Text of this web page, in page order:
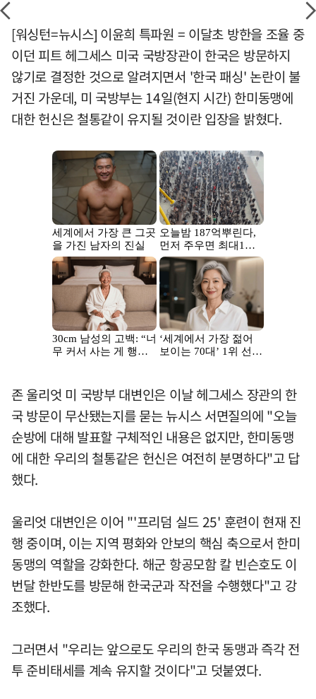
[워싱턴=뉴시스] 이윤희 특파원 = 이달초 방한을 조율 중
이던 피트 헤그세스 미국 국방장관이 한국은 방문하지
않기로 결정한 것으로 알려지면서 '한국 패싱' 논란이 불
거진 가운데, 미 국방부는 14일(현지 시간) 한미동맹에
대한 헌신은 철통같이 유지될 것이란 입장을 밝혔다.
존 울리엇 미 국방부 대변인은 이날 헤그세스 장관의 한
국 방문이 무산됐는지를 묻는 뉴시스 서면질의에 "오늘
순방에 대해 발표할 구체적인 내용은 없지만, 한미동맹
에 대한 우리의 철통같은 헌신은 여전히 분명하다"고 답
했다.
울리엇 대변인은 이어 "'프리덤 실드 25' 훈련이 현재 진
행 중이며, 이는 지역 평화와 안보의 핵심 축으로서 한미
동맹의 역할을 강화한다. 해군 항공모함 칼 빈슨호도 이
번달 한반도를 방문해 한국군과 작전을 수행했다"고 강
조했다.
그러면서 "우리는 앞으로도 우리의 한국 동맹과 즉각 전
투 준비태세를 계속 유지할 것이다"고 덧붙였다.